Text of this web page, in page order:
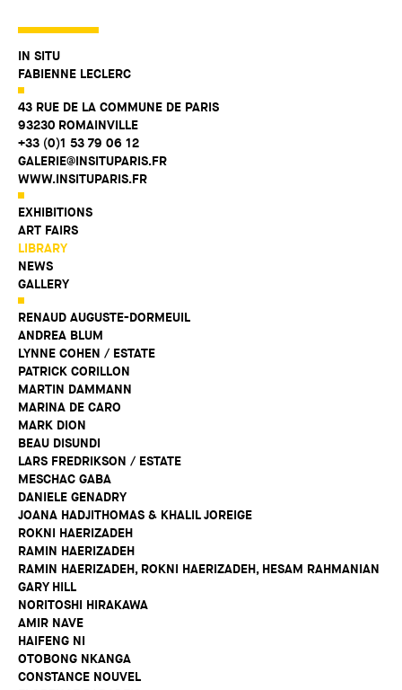
IN SITU
FABIENNE LECLERC
43 RUE DE LA COMMUNE DE PARIS
93230 ROMAINVILLE
+33 (0)1 53 79 06 12
GALERIE@INSITUPARIS.FR
WWW.INSITUPARIS.FR
EXHIBITIONS
ART FAIRS
LIBRARY
NEWS
GALLERY
RENAUD AUGUSTE-DORMEUIL
ANDREA BLUM
LYNNE COHEN / ESTATE
PATRICK CORILLON
MARTIN DAMMANN
MARINA DE CARO
MARK DION
BEAU DISUNDI
LARS FREDRIKSON / ESTATE
MESCHAC GABA
DANIELE GENADRY
JOANA HADJITHOMAS & KHALIL JOREIGE
ROKNI HAERIZADEH
RAMIN HAERIZADEH
RAMIN HAERIZADEH, ROKNI HAERIZADEH, HESAM RAHMANIAN
GARY HILL
NORITOSHI HIRAKAWA
AMIR NAVE
HAIFENG NI
OTOBONG NKANGA
CONSTANCE NOUVEL